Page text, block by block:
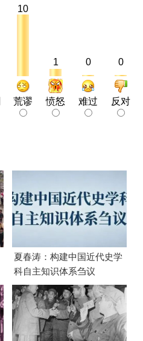
10
荒谬
1
愤怒
0
难过
0
反对
夏春涛：构建中国近代史学
科自主知识体系刍议